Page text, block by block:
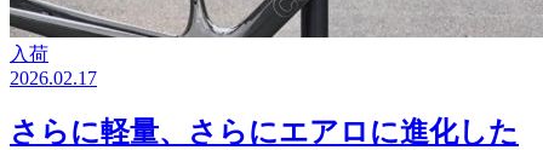
入荷
2026.02.17
さらに軽量、さらにエアロに進化した